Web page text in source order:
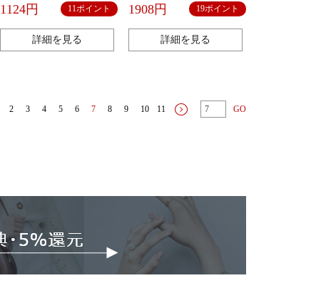
ーン自転車運転手袋
1124円 11ポイント
詳細を見る
1908円 19ポイント
詳細を見る
2 3 4 5 6 7 8 9 10 11 GO